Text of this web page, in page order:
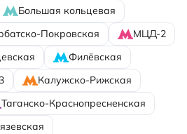
Большая кольцевая
Покровская
МЦД-2
Филёвская
Калужско-Рижская
Таганско-Краснопресненская